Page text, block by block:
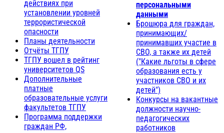
действиях при
установлении уровней
террористической
опасности
Планы деятельности
Отчёты ТГПУ
ТГПУ вошел в рейтинг
университетов QS
Дополнительные
платные
образовательные услуги
факультетов ТГПУ
Программа поддержки
граждан РФ,
персональными
данными
Брошюра для граждан,
принимающих/
принимавших участие в
СВО, а также их детей
("Какие льготы в сфере
образования есть у
участников СВО и их
детей")
Конкурсы на вакантные
должности научно-
педагогических
работников